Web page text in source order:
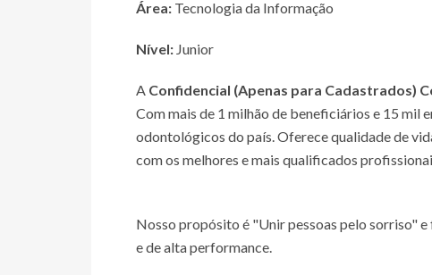
Área: Tecnologia da Informação
Nível: Junior
A Confidencial (Apenas para Cadastrados)
Com mais de 1 milhão de beneficiários e 15 mil
odontológicos do país. Oferece qualidade de
com os melhores e mais qualificados
Nosso propósito é "Unir pessoas pelo sorriso"
e de alta performance.